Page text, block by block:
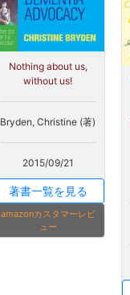
Nothing about us,
without us!
Bryden, Christine (著)
2015/09/21
著書一覧を見る
amazonカスタマーレビ
ュー